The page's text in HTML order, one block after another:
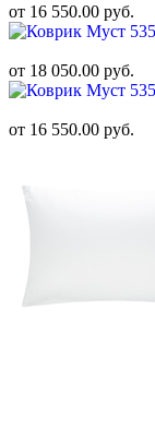
от 16 550.00 руб.
от 18 050.00 руб.
от 16 550.00 руб.